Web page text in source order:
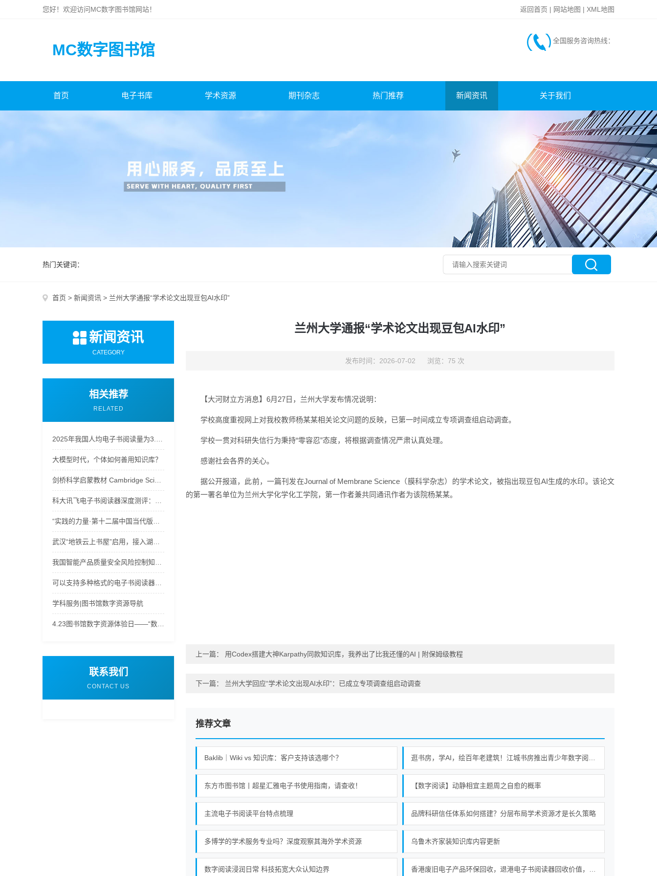
您好！欢迎访问MC数字图书馆网站！ 返回首页 | 网站地图 | XML地图
MC数字图书馆
全国服务咨询热线：
首页 电子书库 学术资源 期刊杂志 热门推荐 新闻资讯 关于我们
热门关键词：
首页 > 新闻资讯 > 兰州大学通报“学术论文出现豆包AI水印”
新闻资讯
CATEGORY
相关推荐
RELATED
大模型时代，个体如何善用知识库？
学科服务|图书馆数字资源导航
联系我们
CONTACT US
兰州大学通报“学术论文出现豆包AI水印”
发布时间：2026-07-02 浏览：75 次
【大河财立方消息】6月27日，兰州大学发布情况说明：
学校高度重视网上对我校教师杨某某相关论文问题的反映，已第一时间成立专项调查组启动调查。
学校一贯对科研失信行为秉持“零容忍”态度，将根据调查情况严肃认真处理。
感谢社会各界的关心。
据公开报道，此前，一篇刊发在Journal of Membrane Science（膜科学杂志）的学术论文，被指出现豆包AI生成的水印。该论文
的第一署名单位为兰州大学化学化工学院，第一作者兼共同通讯作者为该院杨某某。
上一篇： 用Codex搭建大神Karpathy同款知识库，我养出了比我还懂的AI | 附保姆级教程
下一篇： 兰州大学回应“学术论文出现AI水印”：已成立专项调查组启动调查
推荐文章
Baklib｜Wiki vs 知识库：客户支持该选哪个？
东方市图书馆丨超星汇雅电子书使用指南，请查收！ 【数字阅读】动静相宜主题周之自愈的概率
主流电子书阅读平台特点梳理 品牌科研信任体系如何搭建？分层布局学术资源才是长久策略
多博学的学术服务专业吗？深度观察其海外学术资源 乌鲁木齐家装知识库内容更新
数字阅读浸润日常 科技拓宽大众认知边界